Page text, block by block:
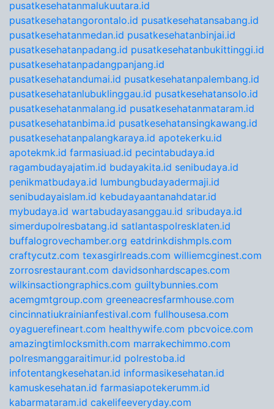
pusatkesehatanmalukuutara.id
pusatkesehatangorontalo.id pusatkesehatansabang.id
pusatkesehatanmedan.id pusatkesehatanbinjai.id
pusatkesehatanpadang.id pusatkesehatanbukittinggi.id
pusatkesehatanpadangpanjang.id
pusatkesehatandumai.id pusatkesehatanpalembang.id
pusatkesehatanlubuklinggau.id pusatkesehatansolo.id
pusatkesehatanmalang.id pusatkesehatanmataram.id
pusatkesehatanbima.id pusatkesehatansingkawang.id
pusatkesehatanpalangkaraya.id apotekerku.id
apotekmk.id farmasiuad.id pecintabudaya.id
ragambudayajatim.id budayakita.id senibudaya.id
penikmatbudaya.id lumbungbudayadermaji.id
senibudayaislam.id kebudayaantanahdatar.id
mybudaya.id wartabudayasanggau.id sribudaya.id
simerdupolresbatang.id satlantaspolresklaten.id
buffalogrovechamber.org eatdrinkdishmpls.com
craftycutz.com texasgirlreads.com williemcginest.com
zorrosrestaurant.com davidsonhardscapes.com
wilkinsactiongraphics.com guiltybunnies.com
acemgmtgroup.com greeneacresfarmhouse.com
cincinnatiukrainianfestival.com fullhousesa.com
oyaguerefineart.com healthywife.com pbcvoice.com
amazingtimlocksmith.com marrakechimmo.com
polresmanggaraitimur.id polrestoba.id
infotentangkesehatan.id informasikesehatan.id
kamuskesehatan.id farmasiapotekerumm.id
kabarmataram.id cakelifeeveryday.com